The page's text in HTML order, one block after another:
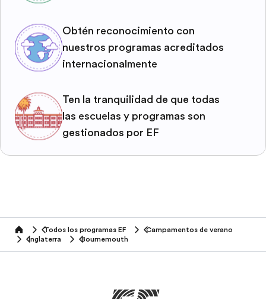
Obtén reconocimiento con
nuestros programas acreditados
internacionalmente
Ten la tranquilidad de que todas
las escuelas y programas son
gestionados por EF
home Todos los programas EF
Campamentos de verano
Inglaterra
Bournemouth